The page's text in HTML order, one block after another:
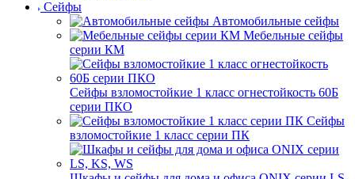
Сейфы
Автомобильные сейфы
Мебельные сейфы
серии КМ
Сейфы взломостойкие 1 класс огнестойкость 60Б
серии ПКО
Сейфы
взломостойкие 1 класс серии ПК